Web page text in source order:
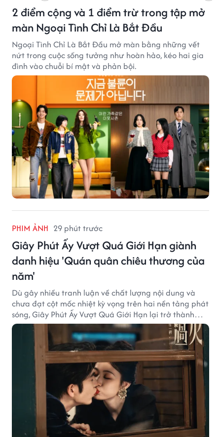
2 điểm cộng và 1 điểm trừ trong tập mở
màn Ngoại Tình Chỉ Là Bắt Đầu
Ngoại Tình Chỉ Là Bắt Đầu mở màn bằng những vết
nứt trong cuộc sống tưởng như hoàn hảo, kéo hai gia
đình vào chuỗi bí mật và phản bội.
PHIM ẢNH 29 phút trước
Giây Phút Ấy Vượt Quá Giới Hạn giành
danh hiệu 'Quán quân chiêu thương của
năm'
Dù gây nhiều tranh luận về chất lượng nội dung và
chưa đạt cột mốc nhiệt kỳ vọng trên hai nền tảng phát
sóng, Giây Phút Ấy Vượt Quá Giới Hạn lại trở thành
hiện tượng ở khía cạnh thương mại.